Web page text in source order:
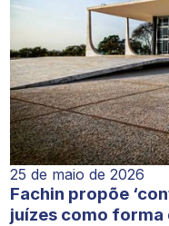
25 de maio de 2026
Fachin propõe
juízes como